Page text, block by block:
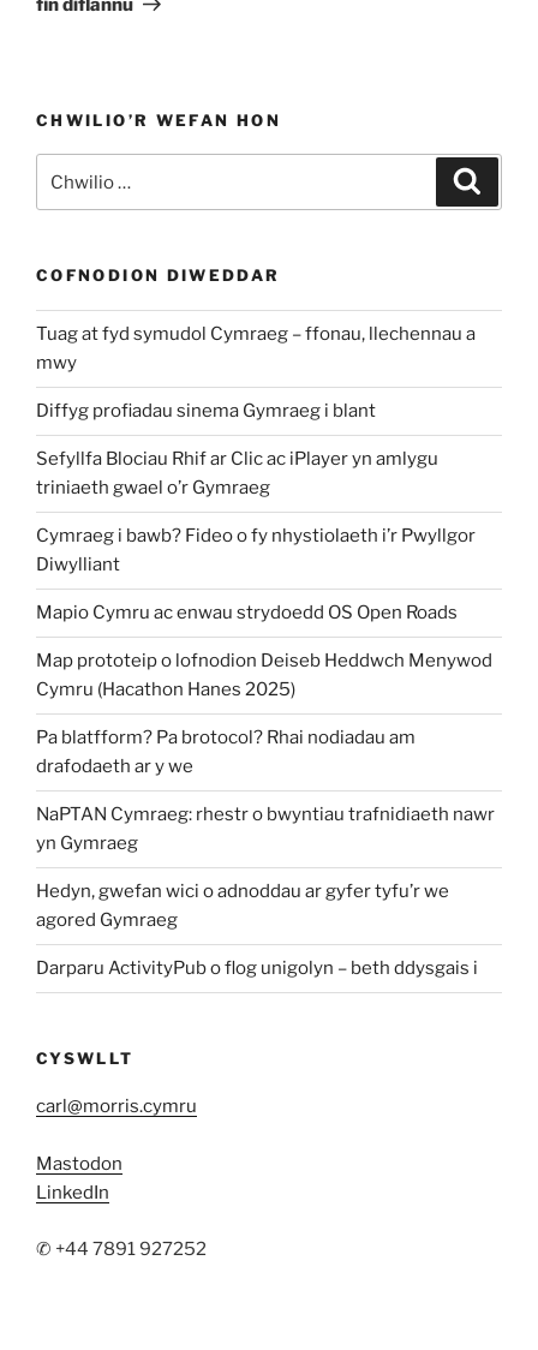
fin diflannu
CHWILIO’R WEFAN HON
am:
COFNODION DIWEDDAR
Tuag at fyd symudol Cymraeg – ffonau, llechennau a
mwy
Diffyg profiadau sinema Gymraeg i blant
Sefyllfa Blociau Rhif ar Clic ac iPlayer yn amlygu
triniaeth gwael o’r Gymraeg
Cymraeg i bawb? Fideo o fy nhystiolaeth i’r Pwyllgor
Diwylliant
Mapio Cymru ac enwau strydoedd OS Open Roads
Map prototeip o lofnodion Deiseb Heddwch Menywod
Cymru (Hacathon Hanes 2025)
Pa blatfform? Pa brotocol? Rhai nodiadau am
drafodaeth ar y we
NaPTAN Cymraeg: rhestr o bwyntiau trafnidiaeth nawr
yn Gymraeg
Hedyn, gwefan wici o adnoddau ar gyfer tyfu’r we
agored Gymraeg
Darparu ActivityPub o flog unigolyn – beth ddysgais i
CYSWLLT
carl@morris.cymru
Mastodon
LinkedIn
✆ +44 7891 927252